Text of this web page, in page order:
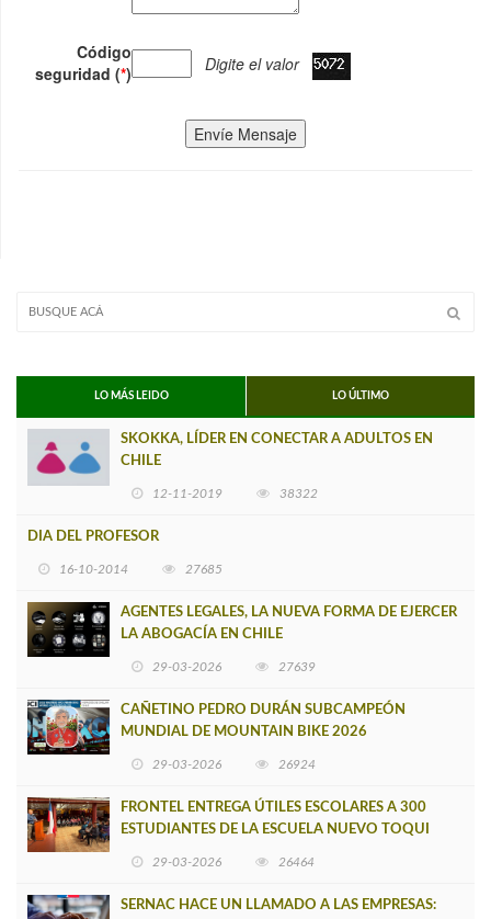
Código
seguridad (*) Digite el valor
Envíe Mensaje
LO MÁS LEIDO LO ÚLTIMO
SKOKKA, LÍDER EN CONECTAR A ADULTOS EN
CHILE
12-11-2019 38322
DIA DEL PROFESOR
16-10-2014 27685
AGENTES LEGALES, LA NUEVA FORMA DE EJERCER
LA ABOGACÍA EN CHILE
29-03-2026 27639
CAÑETINO PEDRO DURÁN SUBCAMPEÓN
MUNDIAL DE MOUNTAIN BIKE 2026
29-03-2026 26924
FRONTEL ENTREGA ÚTILES ESCOLARES A 300
ESTUDIANTES DE LA ESCUELA NUEVO TOQUI
29-03-2026 26464
SERNAC HACE UN LLAMADO A LAS EMPRESAS: